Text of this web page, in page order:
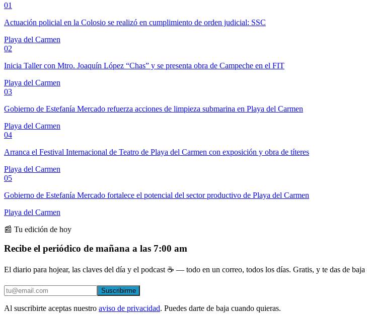
01
Actuación policial en la Colosio se realizó en cumplimiento de orden judicial: SSC
Playa del Carmen
02
Inicia Taller con Mtro. Joaquín López “Chas” y se presenta obra de Campeche en el FIT
Playa del Carmen
03
Gobierno de Estefanía Mercado refuerza acciones de limpieza submarina en Playa del Carmen
Playa del Carmen
04
Arranca el Festival Internacional de Teatro de Playa del Carmen con exposición y obra de títeres
Playa del Carmen
05
Gobierno de Estefanía Mercado fortalece el potencial del sector productivo de Playa del Carmen
Playa del Carmen
📰 Tu edición de hoy
Recibe el periódico de mañana a las 7:00 am
El diario para hojear, las claves del día y el podcast ☕ — todo en un correo, todos los días. Gratis, y te das de
Suscribirme
Al suscribirte aceptas nuestro aviso de privacidad. Puedes darte de baja cuando quieras.